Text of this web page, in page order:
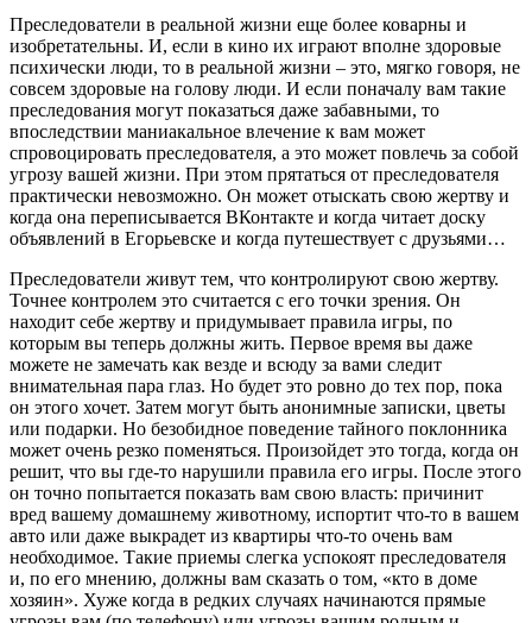
Преследователи в реальной жизни еще более коварны и
изобретательны. И, если в кино их играют вполне здоровые
психически люди, то в реальной жизни – это, мягко говоря, не
совсем здоровые на голову люди. И если поначалу вам такие
преследования могут показаться даже забавными, то
впоследствии маниакальное влечение к вам может
спровоцировать преследователя, а это может повлечь за собой
угрозу вашей жизни. При этом прятаться от преследователя
практически невозможно. Он может отыскать свою жертву и
когда она переписывается ВКонтакте и когда читает доску
объявлений в Егорьевске и когда путешествует с друзьями…
Преследователи живут тем, что контролируют свою жертву.
Точнее контролем это считается с его точки зрения. Он
находит себе жертву и придумывает правила игры, по
которым вы теперь должны жить. Первое время вы даже
можете не замечать как везде и всюду за вами следит
внимательная пара глаз. Но будет это ровно до тех пор, пока
он этого хочет. Затем могут быть анонимные записки, цветы
или подарки. Но безобидное поведение тайного поклонника
может очень резко поменяться. Произойдет это тогда, когда он
решит, что вы где-то нарушили правила его игры. После этого
он точно попытается показать вам свою власть: причинит
вред вашему домашнему животному, испортит что-то в вашем
авто или даже выкрадет из квартиры что-то очень вам
необходимое. Такие приемы слегка успокоят преследователя
и, по его мнению, должны вам сказать о том, «кто в доме
хозяин». Хуже когда в редких случаях начинаются прямые